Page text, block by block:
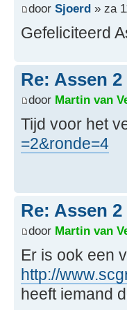
door Sjoerd » za
Gefeliciteerd
Re: Assen 2
door Martin van
Tijd voor het
=2&ronde=4
Re: Assen 2
door Martin van
Er is ook een
http://
heeft iemand